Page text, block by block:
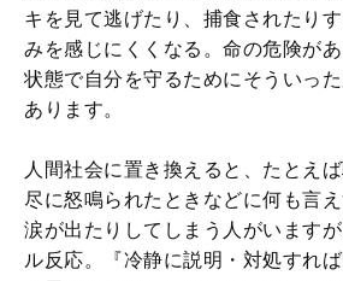
キを見て逃げたり、捕食されたり
みを感じにくくなる。命の危険が
状態で自分を守るためにそういっ
あります。
人間社会に置き換えると、たとえ
尽に怒鳴られたときなどに何も言
涙が出たりしてしまう人がいます
ル反応。『冷静に説明・対処すれば